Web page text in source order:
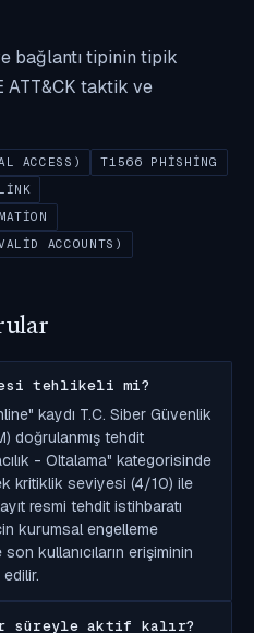
bağlantı tipinin tipik
ATT&CK taktik ve
ACCESS)
T1566 PHISHING
ACCOUNTS)
tehlikeli mi?
kaydı T.C. Siber Güvenlik
doğrulanmış tehdit
- Oltalama" kategorisinde
kritiklik seviyesi (4/10) ile
resmi tehdit istihbaratı
kurumsal engelleme
kullanıcıların erişiminin
süreyle aktif kalır?